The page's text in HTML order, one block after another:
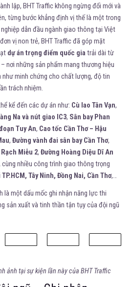
lập, BHT Traffic không ngừng đổi mới và
từng bước khẳng định vị thế là một trong
dẫn đầu ngành giao thông tại Việt
vị non trẻ, BHT Traffic đã góp mặt
dự án trọng điểm quốc gia trải dài từ
nơi những sản phẩm mang thương hiệu
như minh chứng cho chất lượng, độ tin
trách nhiệm.
kể đến các dự án như: Cù lao Tân Vạn,
Na và nút giao IC3, Sân bay Phan
Tuy An, Cao tốc Cần Thơ – Hậu
,Đường vành đai sân bay Cần Thơ,
Miễu 2,Đường Hoàng Diệu Dĩ An
cùng nhiều công trình giao thông trọng
TP.HCM, Tây Ninh, Đồng Nai, Cần Thơ,…
là một dấu mốc ghi nhận năng lực thi
sản xuất và tinh thần tận tụy của đội ngũ
ảnh tại sự kiện lần này của BHT Traffic